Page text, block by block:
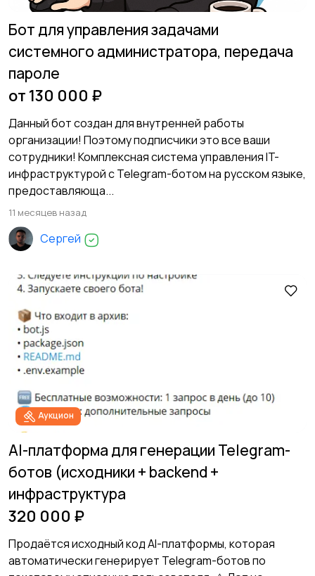
Бот для управления задачами
системного администратора, передача
пароле
от 130 000 ₽
Данный бот создан для внутренней работы
организации! Поэтому подписчики это все ваши
сотрудники! Комплексная система управления IT-
инфраструктурой с Telegram-ботом на русском языке,
предоставляюща...
11 месяцев назад
Сергей
Аукцион
AI-платформа для генерации Telegram-
ботов (исходники + backend +
инфраструктура
320 000 ₽
Продаётся исходный код AI-платформы, которая
автоматически генерирует Telegram-ботов по